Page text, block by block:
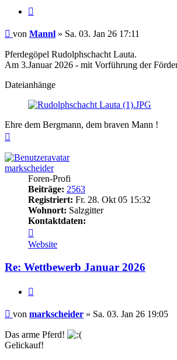
Beitrag
von Mannl » Sa. 03. Jan 26 17:11
Pferdegöpel Rudolphschacht Lauta.
Am 3.Januar 2026 - mit Vorführung der
Dateianhänge
Ehre dem Bergmann, dem braven Mann !
markscheider
Foren-Profi
Beiträge: 2563
Registriert: Fr. 28. Okt 05 15:32
Wohnort: Salzgitter
Kontaktdaten:
von
markscheider
Website
Re: Wettbewerb Januar 2026
Beitrag
von markscheider » Sa. 03. Jan 26 19:05
Das arme Pferd!
Gelickauf!